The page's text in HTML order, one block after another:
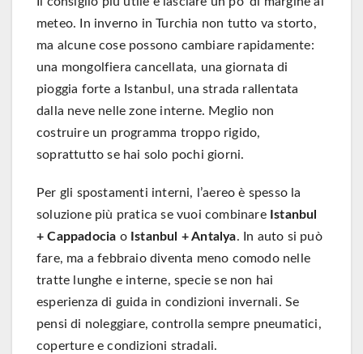
meteo. In inverno in Turchia non tutto va storto,
ma alcune cose possono cambiare rapidamente:
una mongolfiera cancellata, una giornata di
pioggia forte a Istanbul, una strada rallentata
dalla neve nelle zone interne. Meglio non
costruire un programma troppo rigido,
soprattutto se hai solo pochi giorni.
Per gli spostamenti interni, l’aereo è spesso la
soluzione più pratica se vuoi combinare Istanbul
+ Cappadocia o Istanbul + Antalya. In auto si può
fare, ma a febbraio diventa meno comodo nelle
tratte lunghe e interne, specie se non hai
esperienza di guida in condizioni invernali. Se
pensi di noleggiare, controlla sempre pneumatici,
coperture e condizioni stradali.